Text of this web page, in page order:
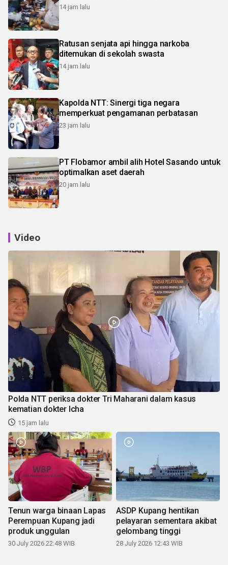
14 jam lalu
Ratusan senjata api hingga narkoba
ditemukan di sekolah swasta
14 jam lalu
Kapolda NTT: Sinergi tiga negara
memperkuat pengamanan perbatasan
23 jam lalu
PT Flobamor ambil alih Hotel Sasando untuk
optimalkan aset daerah
20 jam lalu
Video
Polda NTT periksa dokter Tri Maharani dalam kasus
kematian dokter Icha
15 jam lalu
Tenun warga binaan Lapas
Perempuan Kupang jadi
produk unggulan
30 July 2026 22:48 WIB
ASDP Kupang hentikan
pelayaran sementara akibat
gelombang tinggi
28 July 2026 12:43 WIB